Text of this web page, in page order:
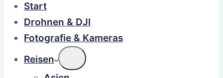
Start
Drohnen & DJI
Fotografie & Kameras
Reisen